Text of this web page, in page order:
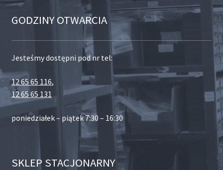
GODZINY OTWARCIA
Jesteśmy dostępni pod nr tel:
12 65 65 116,
12 65 65 131
poniedziałek – piątek 7:30 – 16:30
SKLEP STACJONARNY